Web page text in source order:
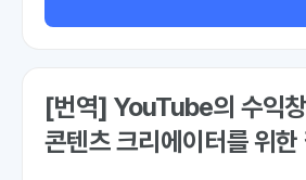
[번역] YouTube의 수익
콘텐츠 크리에이터를 위한